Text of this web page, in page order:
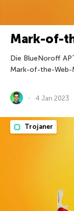
Mark-of-
Die BlueNoroff
Mark-of-the-Web-
4 Jan 2023
Trojaner